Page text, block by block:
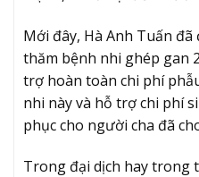
Mới đây, Hà Anh Tuấn
thăm bệnh nhi ghép gan
trợ hoàn toàn chi phí
nhi này và hỗ trợ chi phí
phục cho người cha đã
Trong đại dịch hay trong